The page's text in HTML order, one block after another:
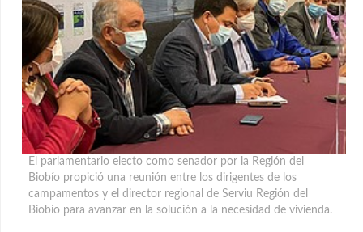
El parlamentario electo como senador por la Región del
Biobío propició una reunión entre los dirigentes de los
campamentos y el director regional de Serviu Región del
Biobío para avanzar en la solución a la necesidad de vivienda.